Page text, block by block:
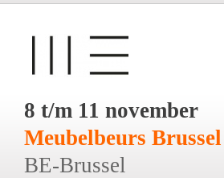
8 t/m 11 november
Meubelbeurs Brussel
BE-Brussel